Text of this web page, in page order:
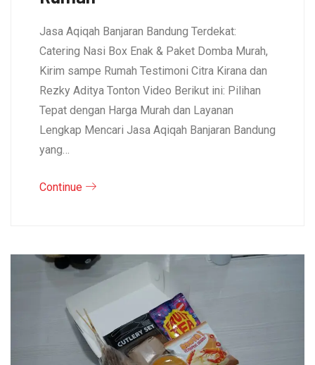
Jasa Aqiqah Banjaran Bandung Terdekat:
Catering Nasi Box Enak & Paket Domba Murah,
Kirim sampe Rumah Testimoni Citra Kirana dan
Rezky Aditya Tonton Video Berikut ini: Pilihan
Tepat dengan Harga Murah dan Layanan
Lengkap Mencari Jasa Aqiqah Banjaran Bandung
yang…
Continue